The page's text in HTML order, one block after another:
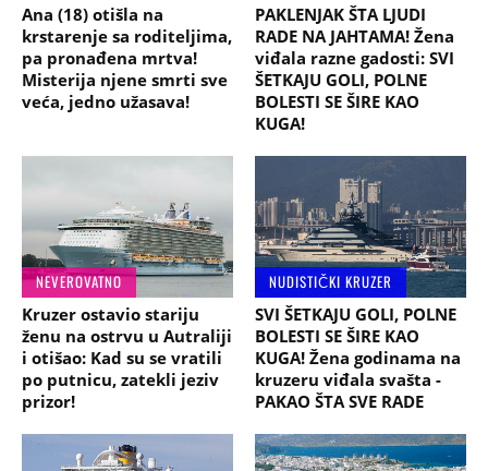
Ana (18) otišla na
krstarenje sa roditeljima,
pa pronađena mrtva!
Misterija njene smrti sve
veća, jedno užasava!
PAKLENJAK ŠTA LJUDI
RADE NA JAHTAMA! Žena
viđala razne gadosti: SVI
ŠETKAJU GOLI, POLNE
BOLESTI SE ŠIRE KAO
KUGA!
NEVEROVATNO
Kruzer ostavio stariju
ženu na ostrvu u Autraliji
i otišao: Kad su se vratili
po putnicu, zatekli jeziv
prizor!
NUDISTIČKI KRUZER
SVI ŠETKAJU GOLI, POLNE
BOLESTI SE ŠIRE KAO
KUGA! Žena godinama na
kruzeru viđala svašta -
PAKAO ŠTA SVE RADE